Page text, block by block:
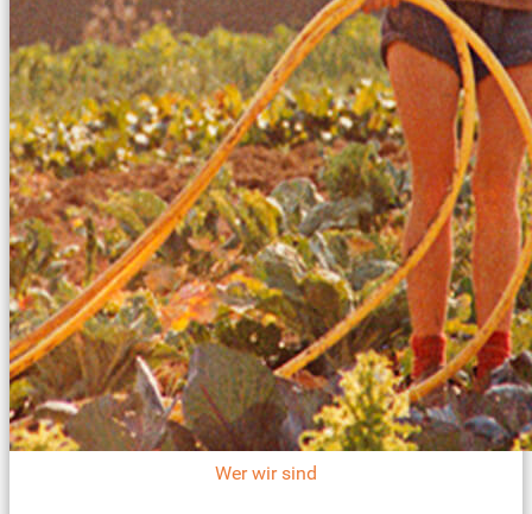
Wer wir sind